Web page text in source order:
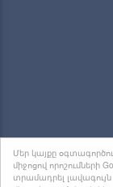
Մեր կայքը
միջոցով որոշումների
տրամադրել